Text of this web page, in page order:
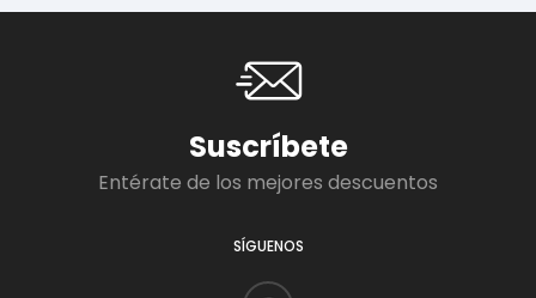
Suscríbete
Entérate de los mejores descuentos
SÍGUENOS